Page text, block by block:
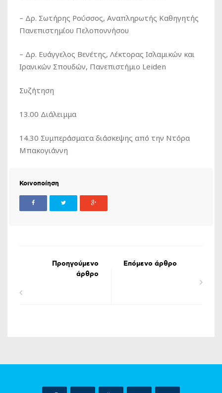
– Δρ. Σωτήρης Ρούσσος, Αναπληρωτής Καθηγητής
Πανεπιστημίου Πελοποννήσου
– Δρ. Ευάγγελος Βενέτης, Λέκτορας Ισλαμικών και
Ιρανικών Σπουδών, Πανεπιστήμιο Leiden
Συζήτηση
13.00 Διάλειμμα
14.30 Συμπεράσματα διάσκεψης από την Ντόρα
Μπακογιάννη
Κοινοποίηση
Προηγούμενο
άρθρο
Επόμενο άρθρο